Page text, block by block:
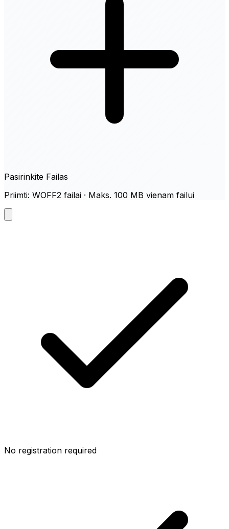
Pasirinkite Failas
Priimti: WOFF2 failai · Maks. 100 MB vienam failui
No registration required